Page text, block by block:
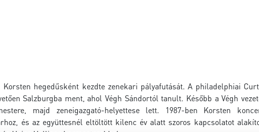
hegedűsként kezdte zenekari pályafutását. A philadelphiai
Salzburgba ment, ahol Végh Sándortól tanult. Később a Végh
majd zeneigazgató-helyettese lett. 1987-ben Korsten
és az együttesnél eltöltött kilenc év alatt szoros kapcsolatot